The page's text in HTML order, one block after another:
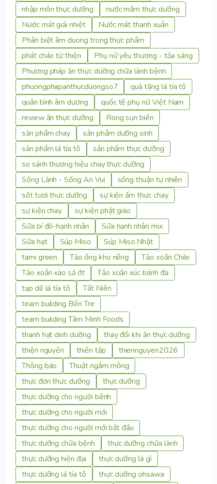
nhập môn thực dưỡng
nước mắm thực dưỡng
Nước mát giải nhiệt
Nước mát thanh xuân
Phân biệt âm duong trong thực phẩm
phát cháo từ thiện
Phụ nữ yêu thương - tỏa sáng
Phương pháp ăn thực dưỡng chữa lành bệnh
phuongphapanthucduongso7
quà tặng lá tía tô
quân bình âm dương
quốc tế phụ nữ Việt Nam
review ăn thực dưỡng
Rong sụn biển
sản phẩm chay
sản phẩm dưỡng sinh
sản phẩm lá tía tô
sản phẩm thực dưỡng
so sánh thương hiệu chay thực dưỡng
Sống Lành - Sống An Vui
sống thuận tự nhiên
sốt tươi thực dưỡng
sự kiện ẩm thực chay
sự kiện chay
sự kiện phật giáo
Sữa bí đỏ-hạnh nhân
Sữa hạnh nhân mix
Sữa hạt
Súp Miso
Súp Miso Nhật
tami green
Tảo ống kho riềng
Tảo xoắn Chile
Tảo xoắn xào sả ớt
Tảo xoắn xúc bánh đa
tạp dề lá tía tô
Tất Niên
team building Bến Tre
team building Tâm Minh Foods
thanh hạt dinh dưỡng
thay đổi khi ăn thực dưỡng
thiện nguyện
thiền tập
thiennguyen2026
Thông báo
Thuật ngâm mông
thực đơn thực dưỡng
thực dưỡng
thực dưỡng cho người bệnh
thực dưỡng cho người mới
thực dưỡng cho người mới bắt đầu
thực dưỡng chữa bệnh
thực dưỡng chữa lành
thực dưỡng hiện đại
thực dưỡng là gì
thực dưỡng lá tía tô
thực dưỡng ohsawa